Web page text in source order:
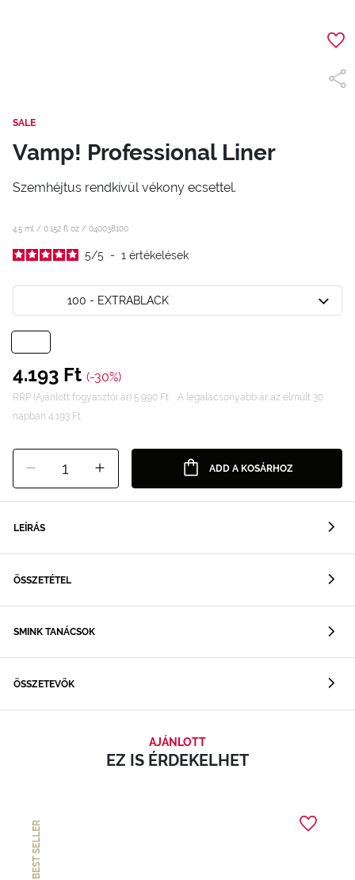
SALE
Vamp! Professional Liner
Szemhéjtus rendkívül vékony ecsettel.
4.5 ml / 0.152 fl oz / 040038100
5/5 - 1 értékelések
100 - EXTRABLACK
4.193 Ft (-30%)
RRP (Ajánlott fogyasztói ár) 5.990 Ft
A legalacsonyabb ár az elmúlt 30
napban 4.193 Ft
1 ADD A KOSÁRHOZ
LEÍRÁS
ÖSSZETÉTEL
SMINK TANÁCSOK
ÖSSZETEVŐK
AJÁNLOTT
EZ IS ÉRDEKELHET
BEST SELLER